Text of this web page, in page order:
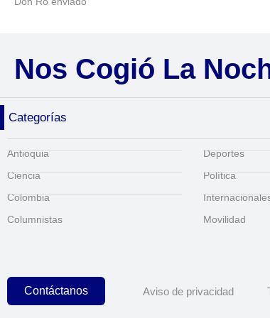
Nos Cogió La
Categorías
Antioquia
Ciencia
Colombia
Columnistas
Deportes
Política
Movilidad
Contáctanos Aviso de privacidad